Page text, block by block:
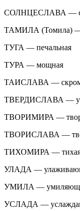
СОЛНЦЕСЛАВА —
ТАМИЛА (Томила) —
ТУГА — печальная
ТУРА — мощная
ТАИСЛАВА —
ТВЕРДИСЛАВА —
ТВОРИМИРА —
ТВОРИСЛАВА —
ТИХОМИРА — тихая,
УЛАДА —
УМИЛА —
УСЛАДА —